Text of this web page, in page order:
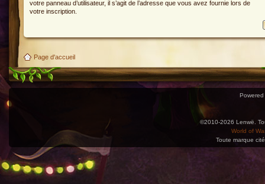
votre panneau d’utilisateur, il s’agit de l’adresse que vous avez fournie lors de
votre inscription.
Page d'accueil
©2010-2026 Lenwë.
World of
Toute marque
Utilisez l'adresse suivante pour accéder au calendrier des évènements depuis d'autres
charge le format iCal.